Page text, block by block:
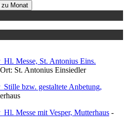
zu Monat
Hl. Messe, St. Antonius Eins.
St. Antonius Einsiedler
Stille bzw. gestaltete Anbetung,
Hl. Messe mit Vesper, Mutterhaus -